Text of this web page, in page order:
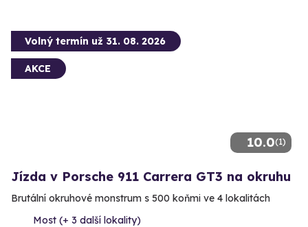
10.0(1)
Volný termín už 31. 08. 2026
AKCE
Jízda v Porsche 911 Carrera GT3 na okruhu
Brutální okruhové monstrum s 500 koňmi ve 4 lokalitách
Most (+ 3 další lokality)